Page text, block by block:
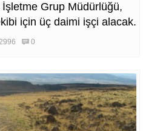
Grup Müdürlüğü,
için üç daimi işçi alacak.
0